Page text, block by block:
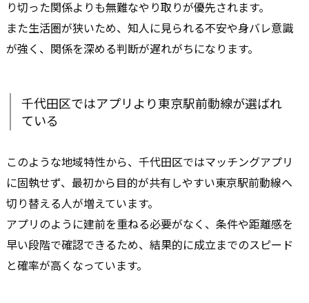
り切った関係よりも無難なやり取りが優先されます。
また生活圏が狭いため、知人に見られる不安や身バレ意識
が強く、関係を深める判断が遅れがちになります。
千代田区ではアプリより東京駅前動線が選ばれ
ている
このような地域特性から、千代田区ではマッチングアプリ
に固執せず、最初から目的が共有しやすい東京駅前動線へ
切り替える人が増えています。
アプリのように建前を重ねる必要がなく、条件や距離感を
早い段階で確認できるため、結果的に成立までのスピード
と確率が高くなっています。